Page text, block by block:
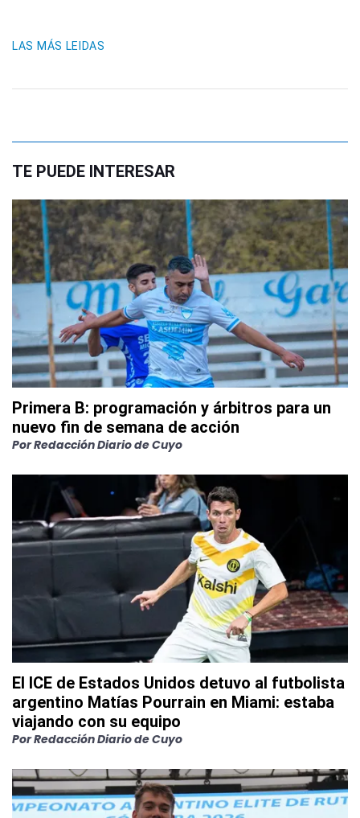
LAS MÁS LEIDAS
TE PUEDE INTERESAR
Primera B: programación y árbitros para un
nuevo fin de semana de acción
PorRedacción Diario de Cuyo
El ICE de Estados Unidos detuvo al futbolista
argentino Matías Pourrain en Miami: estaba
viajando con su equipo
PorRedacción Diario de Cuyo